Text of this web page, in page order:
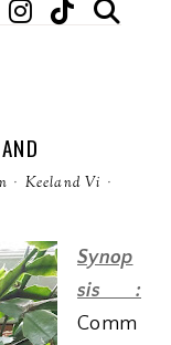
· Keeland Vi ·
Synop
sis :
Comm